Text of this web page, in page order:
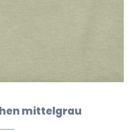
mittelgrau